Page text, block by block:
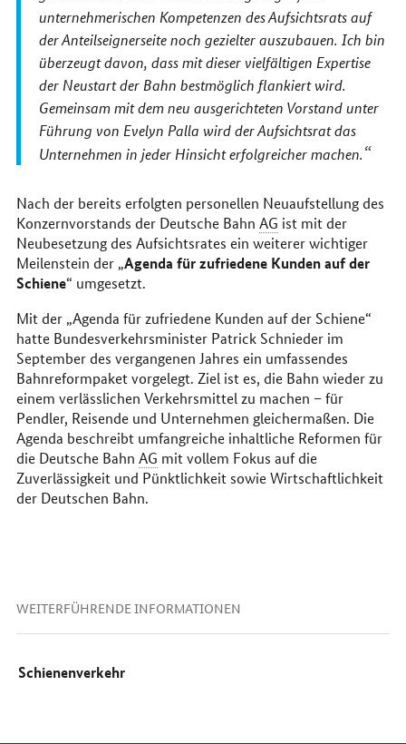
unternehmerischen Kompetenzen des Aufsichts­rats auf
der Anteilseignerseite noch gezielter auszubauen. Ich bin
überzeugt davon, dass mit dieser vielfältigen Expertise
der Neustart der Bahn bestmöglich flankiert wird.
Gemeinsam mit dem neu ausgerichteten Vorstand unter
Führung von Evelyn Palla wird der Aufsichtsrat das
Unternehmen in jeder Hinsicht erfolgreicher machen.
Nach der bereits erfolgten personellen Neuaufstellung des
Konzernvorstands der Deutsche Bahn AG ist mit der
Neubesetzung des Aufsichtsrates ein weiterer wichtiger
Meilenstein der „Agenda für zufriedene Kunden auf der
Schiene“ umgesetzt.
Mit der „Agenda für zufriedene Kunden auf der Schiene“
hatte Bundesverkehrs­minister Patrick Schnieder im
September des vergangenen Jahres ein umfassendes
Bahnreformpaket vorgelegt. Ziel ist es, die Bahn wieder zu
einem verlässlichen Verkehrsmittel zu machen – für
Pendler, Reisende und Unternehmen gleichermaßen. Die
Agenda beschreibt umfangreiche inhaltliche Reformen für
die Deutsche Bahn AG mit vollem Fokus auf die
Zuverlässigkeit und Pünktlichkeit sowie Wirtschaftlichkeit
der Deutschen Bahn.
WEITERFÜHRENDE INFORMATIONEN
Schienenverkehr